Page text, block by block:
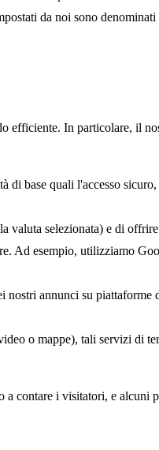
da noi sono
efficiente. In particolare, il
base quali l'accesso sicuro,
selezionata) e di
Ad esempio, utilizziamo
annunci su
o mappe), tali servizi di
contare i visitatori, e alcuni